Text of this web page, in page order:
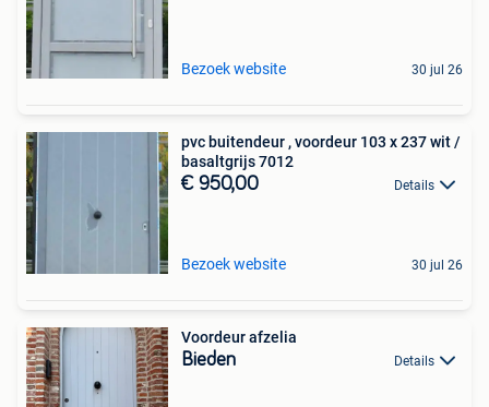
Bezoek website 30 jul 26
pvc buitendeur , voordeur 103 x 237 wit /
basaltgrijs 7012
€ 950,00 Details
Bezoek website 30 jul 26
Voordeur afzelia
Bieden Details